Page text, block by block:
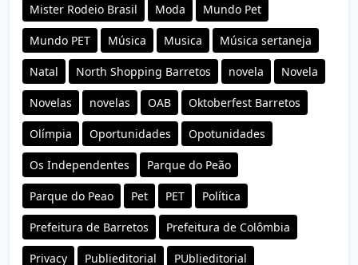
Mister Rodeio Brasil Moda Mundo Pet
Mundo PET Música Musica Música sertaneja
Natal North Shopping Barretos novela Novela
Novelas novelas OAB Oktoberfest Barretos
Olímpia Oportunidades Opotunidades
Os Independentes Parque do Peão
Parque do Peao Pet PET Política
Prefeitura de Barretos Prefeitura de Colômbia
Privacy Publieditorial PUblieditorial